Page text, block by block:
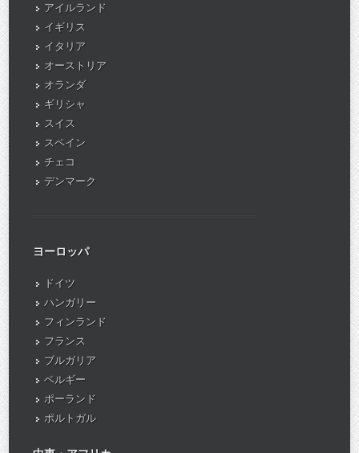
アイルランド
イギリス
イタリア
オーストリア
オランダ
ギリシャ
スイス
スペイン
チェコ
デンマーク
ヨーロッパ
ドイツ
ハンガリー
フィンランド
フランス
ブルガリア
ベルギー
ポーランド
ポルトガル